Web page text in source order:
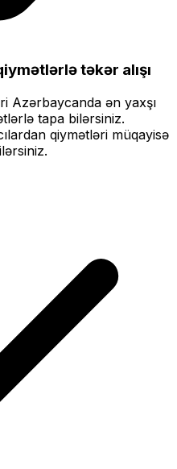
təkər alışı
Azərbaycanda ən yaxşı
tapa bilərsiniz.
qiymətləri müqayisə